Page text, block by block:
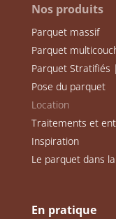
Nos produits
Parquet massif
Parquet
Parquet Stratifiés
Pose du parquet
Location
Traitements et
Inspiration
Le parquet dans
En pratique